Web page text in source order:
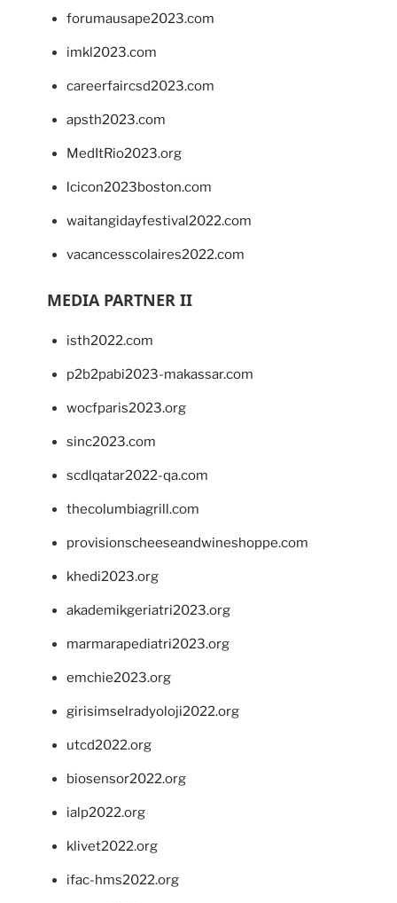
forumausape2023.com
imkl2023.com
careerfaircsd2023.com
apsth2023.com
MedItRio2023.org
lcicon2023boston.com
waitangidayfestival2022.com
vacancesscolaires2022.com
MEDIA PARTNER II
isth2022.com
p2b2pabi2023-makassar.com
wocfparis2023.org
sinc2023.com
scdlqatar2022-qa.com
thecolumbiagrill.com
provisionscheeseandwineshoppe.com
khedi2023.org
akademikgeriatri2023.org
marmarapediatri2023.org
emchie2023.org
girisimselradyoloji2022.org
utcd2022.org
biosensor2022.org
ialp2022.org
klivet2022.org
ifac-hms2022.org